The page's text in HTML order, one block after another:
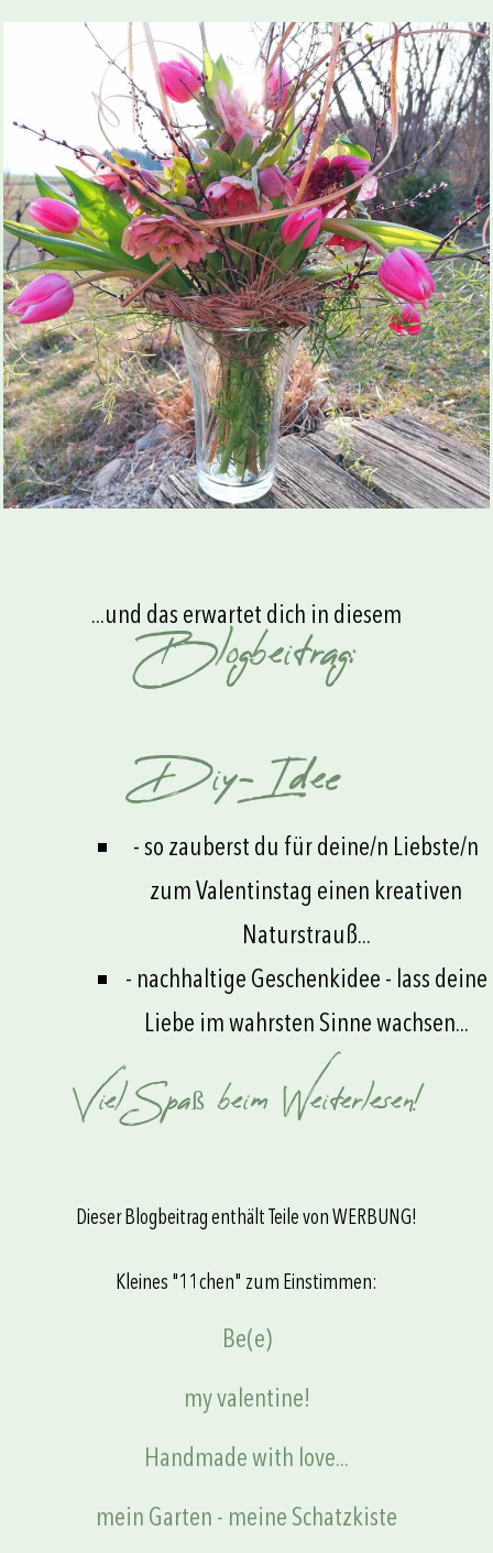
...und das erwartet dich in diesem
Blogbeitrag:
Diy-Idee
- so zauberst du für deine/n Liebste/n
zum Valentinstag einen kreativen
Naturstrauß...
- nachhaltige Geschenkidee - lass deine
Liebe im wahrsten Sinne wachsen...
Viel Spaß beim Weiterlesen!
Dieser Blogbeitrag enthält Teile von WERBUNG!
Kleines "11chen" zum Einstimmen:
Be(e)
my valentine!
Handmade with love...
mein Garten - meine Schatzkiste